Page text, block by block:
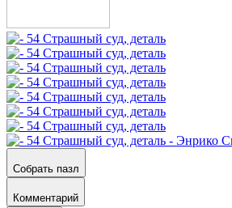
Собрать пазл
Комментарий